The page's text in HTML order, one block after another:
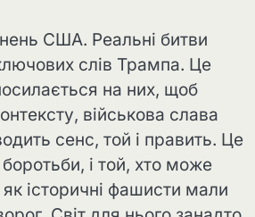
США. Реальні битви
слів Трампа. Це
на них, щоб
військова слава
сенс, той і править. Це
і той, хто може
історичні фашисти мали